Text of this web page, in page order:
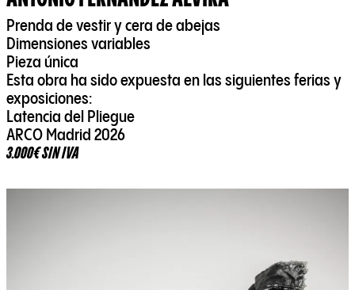
Prenda de vestir y cera de abejas
Dimensiones variables
Pieza única
Esta obra ha sido expuesta en las siguientes ferias y
exposiciones:
Latencia del Pliegue
ARCO Madrid 2026
3.000€ SIN IVA